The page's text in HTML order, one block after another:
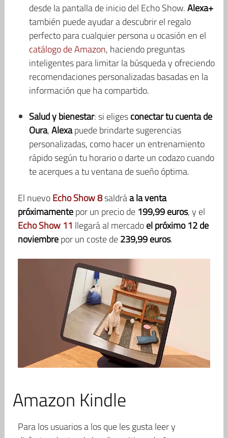
desde la pantalla de inicio del Echo Show.Alexa+
también puede ayudar a descubrir el regalo
perfecto para cualquier persona u ocasión en el
catálogo de Amazon, haciendo preguntas
inteligentes para limitar la búsqueda y ofreciendo
recomendaciones personalizadas basadas en la
información que ha compartido.
Salud y bienestar: si eligesconectar tu cuenta de
Oura,Alexapuede brindarte sugerencias
personalizadas, como hacer un entrenamiento
rápido según tu horario o darte un codazo cuando
te acerques a tu ventana de sueño óptima.
El nuevoEcho Show 8saldráa la venta
próximamentepor un precio de 199,99 euros, y el
Echo Show 11 llegará al mercadoel próximo 12 de
noviembrepor un coste de239,99 euros.
Amazon Kindle
Para los usuarios a los que les gusta leer y